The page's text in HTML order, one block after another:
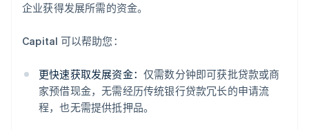
企业获得发展所需的资金。
Capital 可以帮助您：
更快速获取发展资金： 仅需数分钟即可获批贷款或商
家预借现金，无需经历传统银行贷款冗长的申请流
程，也无需提供抵押品。